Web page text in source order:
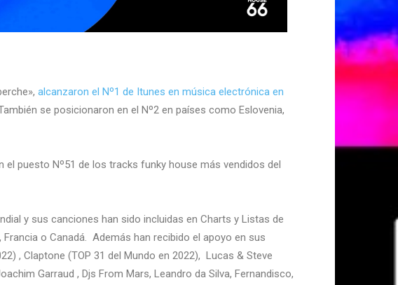
alcanzaron el Nº1 de Itunes en música electrónica en
se posicionaron en el Nº2 en países como Eslovenia,
puesto Nº51 de los tracks funky house más vendidos del
y sus canciones han sido incluidas en Charts y Listas de
o Canadá. Además han recibido el apoyo en sus
, Claptone (TOP 31 del Mundo en 2022), Lucas & Steve
Garraud , Djs From Mars, Leandro da Silva, Fernandisco,